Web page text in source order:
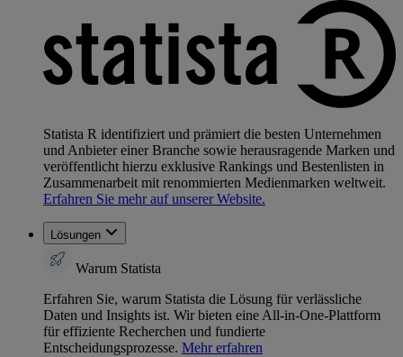
Statista R identifiziert und prämiert die besten Unternehmen
und Anbieter einer Branche sowie herausragende Marken und
veröffentlicht hierzu exklusive Rankings und Bestenlisten in
Zusammenarbeit mit renommierten Medienmarken weltweit.
Erfahren Sie mehr auf unserer Website.
Lösungen
Warum Statista
Erfahren Sie, warum Statista die Lösung für verlässliche
Daten und Insights ist. Wir bieten eine All-in-One-Plattform
für effiziente Recherchen und fundierte
Entscheidungsprozesse. Mehr erfahren